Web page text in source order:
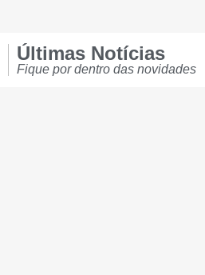
Últimas Notícias
Fique por dentro das novidades